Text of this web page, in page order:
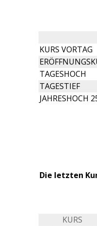
KURS VORTAG
TAGESHOCH
TAGESTIEF
JAHRESHOCH
Die letzten
KURS